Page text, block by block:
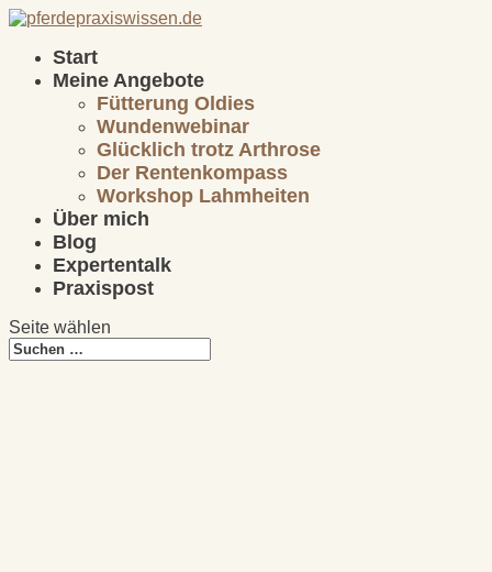
Start
Meine Angebote
Fütterung Oldies
Wundenwebinar
Glücklich trotz Arthrose
Der Rentenkompass
Workshop Lahmheiten
Über mich
Blog
Expertentalk
Praxispost
Seite wählen